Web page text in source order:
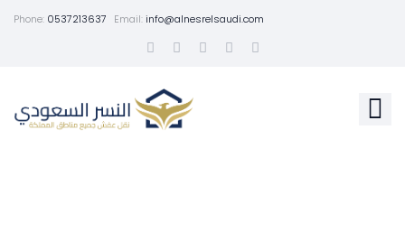
Phone: 0537213637 Email:info@alnesrelsaudi.com